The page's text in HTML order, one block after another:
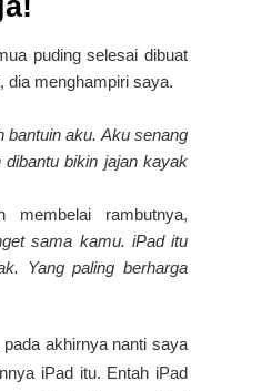
puding selesai dibuat
dia menghampiri saya.
bantuin aku. Aku senang
dibantu bikin jajan kayak
membelai rambutnya,
sama kamu. iPad itu
Yang paling berharga
akhirnya nanti saya
iPad itu. Entah iPad